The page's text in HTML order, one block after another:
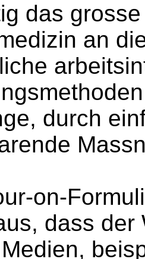
das
an
durch
on-
dass